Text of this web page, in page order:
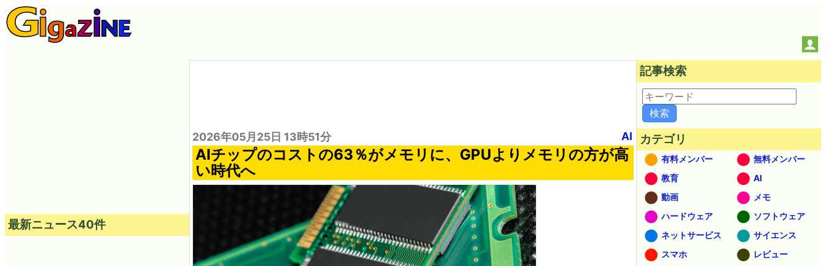
2026年05月25日 13時51分 AI
AIチップのコストの63％がメモリに、GPUよりメモリの方が高
い時代へ
最新ニュース40件
記事検索
カテゴリ
有料メンバー
無料メンバー
教育
AI
動画
メモ
ハードウェア
ソフトウェア
ネットサービス
サイエンス
スマホ
レビュー